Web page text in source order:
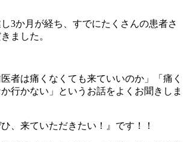
3か月が経ち、すでにたくさんの患者さ
ました。
者は痛くなくても来ていいのか」「痛く
行かない」というお話をよくお聞きしま
、来ていただきたい！』です！！